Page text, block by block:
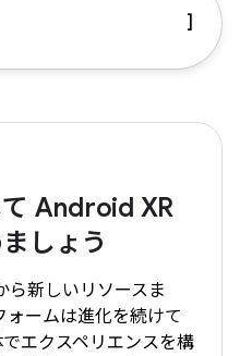
]
Android XR
しょう
ら新しいリソースま
ォームは進化を続けて
エクスペリエンスを構